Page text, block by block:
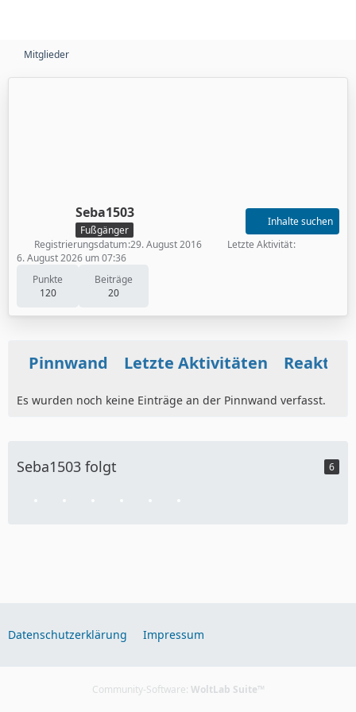
Mitglieder
Seba1503
Fußgänger
Punkte
120
Beiträge
20
Inhalte suchen
Registrierungsdatum 29. August 2016
Letzte Aktivität
6. August 2026 um 07:36
Pinnwand Letzte Aktivitäten
Es wurden noch keine Einträge an der Pinnwand verfasst.
Seba1503 folgt 6
Datenschutzerklärung Impressum
Community-Software: WoltLab Suite™